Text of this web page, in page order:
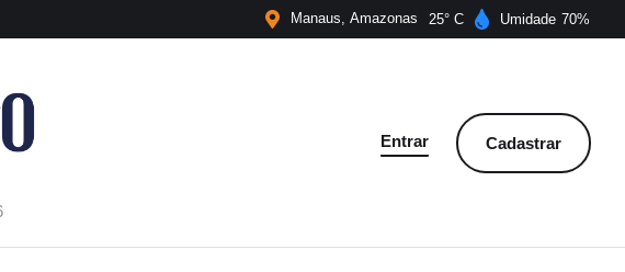
Manaus Amazonas 25 Umidade 70
Entrar Cadastrar